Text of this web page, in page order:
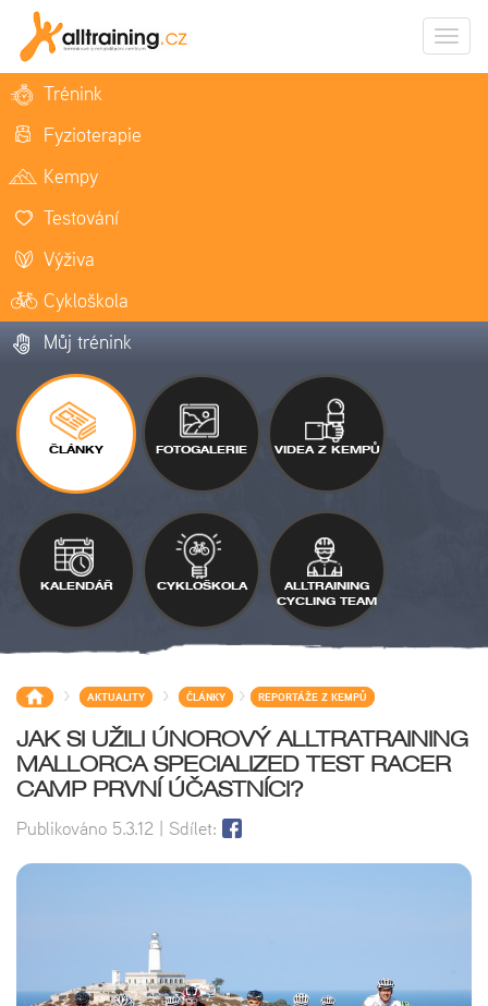
Trénink
Fyzioterapie
Kempy
Testování
Výživa
Cykloškola
Můj trénink
ČLÁNKY FOTOGALERIE VIDEA Z KEMPŮ
KALENDÁŘ CYKLOŠKOLA
ALLTRAINING
CYCLING TEAM
> AKTUALITY > ČLÁNKY > REPORTÁŽE Z KEMPŮ
JAK SI UŽILI ÚNOROVÝ ALLTRATRAINING
MALLORCA SPECIALIZED TEST RACER
CAMP PRVNÍ ÚČASTNÍCI?
Publikováno 5.3.12 | Sdílet: